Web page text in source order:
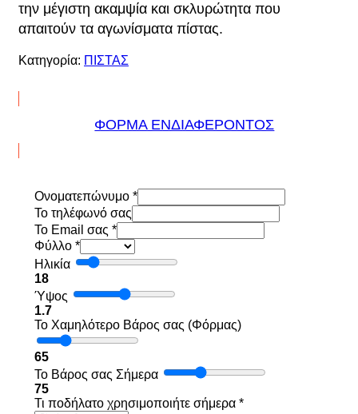
την μέγιστη ακαμψία και σκλυρώτητα που
απαιτούν τα αγωνίσματα πίστας.
Κατηγορία: ΠΙΣΤΑΣ
ΦΟΡΜΑ ΕΝΔΙΑΦΕΡΟΝΤΟΣ
Ονοματεπώνυμο *
To τηλέφωνό σας
Το Email σας *
Φύλλο *
Ηλικία
18
Ύψος
1.7
Το Χαμηλότερο Βάρος σας (Φόρμας)
65
Το Βάρος σας Σήμερα
75
Τι ποδήλατο χρησιμοποιήτε σήμερα *